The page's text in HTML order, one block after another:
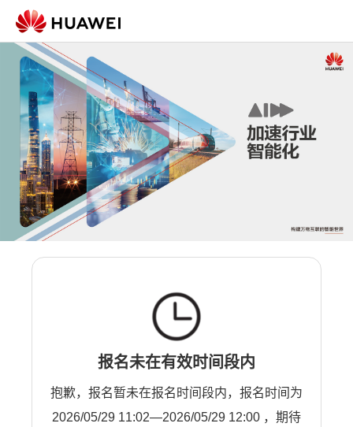
报名未在有效时间段内
抱歉，报名暂未在报名时间段内，报名时间为
2026/05/29 11:02—2026/05/29 12:00 ，期待